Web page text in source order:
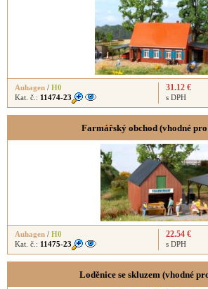
Auhagen / H0
Kat. č.: 11474-23
31.12 €
s DPH
Farmářský obchod (vhodné pro
Auhagen / H0
Kat. č.: 11475-23
22.54 €
s DPH
Loděnice se skluzem (vhodné